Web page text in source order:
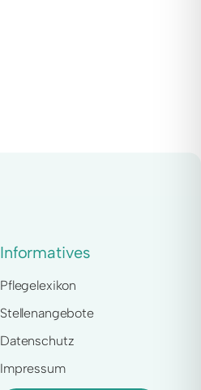
Informatives
Pflegelexikon
Stellenangebote
Datenschutz
Impressum